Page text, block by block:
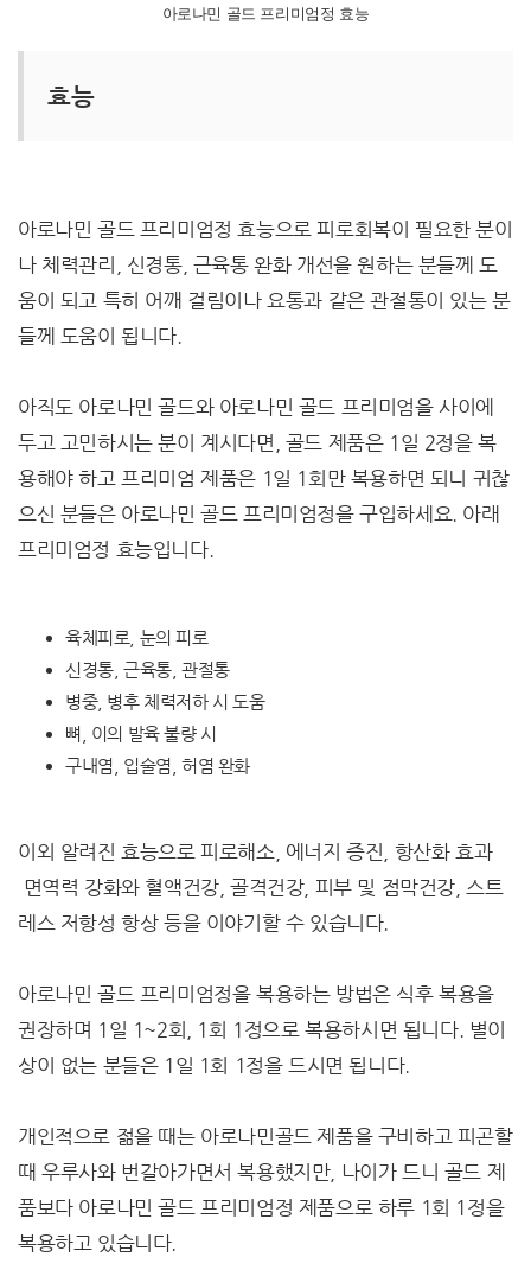
아로나민 골드 프리미엄정 효능
효능
아로나민 골드 프리미엄정 효능으로 피로회복이 필요한 분이
나 체력관리, 신경통, 근육통 완화 개선을 원하는 분들께 도
움이 되고 특히 어깨 걸림이나 요통과 같은 관절통이 있는 분
들께 도움이 됩니다.
아직도 아로나민 골드와 아로나민 골드 프리미엄을 사이에
두고 고민하시는 분이 계시다면, 골드 제품은 1일 2정을 복
용해야 하고 프리미엄 제품은 1일 1회만 복용하면 되니 귀찮
으신 분들은 아로나민 골드 프리미엄정을 구입하세요. 아래
프리미엄정 효능입니다.
육체피로, 눈의 피로
신경통, 근육통, 관절통
병중, 병후 체력저하 시 도움
뼈, 이의 발육 불량 시
구내염, 입술염, 허염 완화
이외 알려진 효능으로 피로해소, 에너지 증진, 항산화 효과
면역력 강화와 혈액건강, 골격건강, 피부 및 점막건강, 스트
레스 저항성 항상 등을 이야기할 수 있습니다.
아로나민 골드 프리미엄정을 복용하는 방법은 식후 복용을
권장하며 1일 1~2회, 1회 1정으로 복용하시면 됩니다. 별이
상이 없는 분들은 1일 1회 1정을 드시면 됩니다.
개인적으로 젊을 때는 아로나민골드 제품을 구비하고 피곤할
때 우루사와 번갈아가면서 복용했지만, 나이가 드니 골드 제
품보다 아로나민 골드 프리미엄정 제품으로 하루 1회 1정을
복용하고 있습니다.